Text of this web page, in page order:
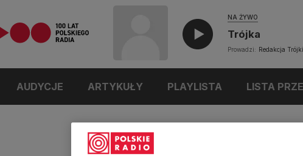
NA ŻYWO
Trójka
Prowadzi: Redakcja Trójki
AUDYCJE ARTYKUŁY PLAYLISTA LISTA